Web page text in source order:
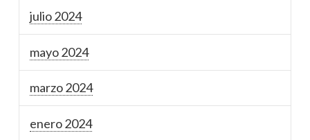
julio 2024
mayo 2024
marzo 2024
enero 2024